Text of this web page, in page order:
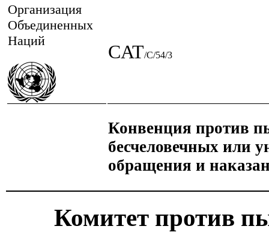
Организация
Объединенных
Наций
CAT/C/54/3
Конвенция против
бесчеловечных или
обращения и
Комитет против